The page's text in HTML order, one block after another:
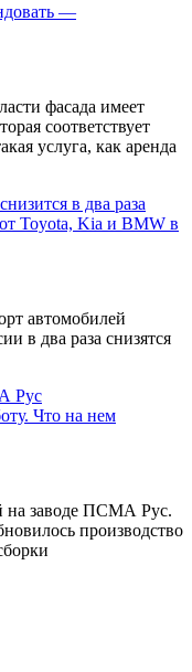
—
фасада имеет
соответствует
услуга, как аренда
Toyota, Kia и BMW в
автомобилей
в два раза снизятся
Что на нем
на заводе ПСМА Рус.
производство